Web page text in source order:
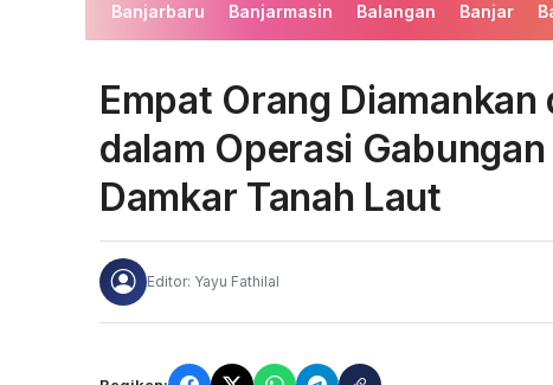
Banjarbaru Banjarmasin Balangan Banjar
Empat Orang
dalam Operasi
Damkar Tanah Laut
Editor: Yayu Fathilal